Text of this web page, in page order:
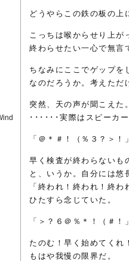
どうやらこの鉄の板の上
こっちは喉からせり上が
終わらせたい一心で無言
ちなみにここでゲップを
なのだろうか。考えただ
突然、天の声が聞こえた
･･････実際はスピーカ
「＠＊＃！（％３？＞！」
早く検査が終わらないも
と、いうか。自分には悠
「終われ！終われ！終わ
ひたすら念じていた。
「＞？６＠％＊！（＃！」
たのむ！早く始めてくれ！
もはや我慢の限界だ。